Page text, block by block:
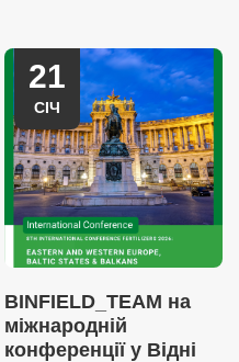
21
СІЧ
BINFIELD_TEAM на
міжнародній
конференції у Відні